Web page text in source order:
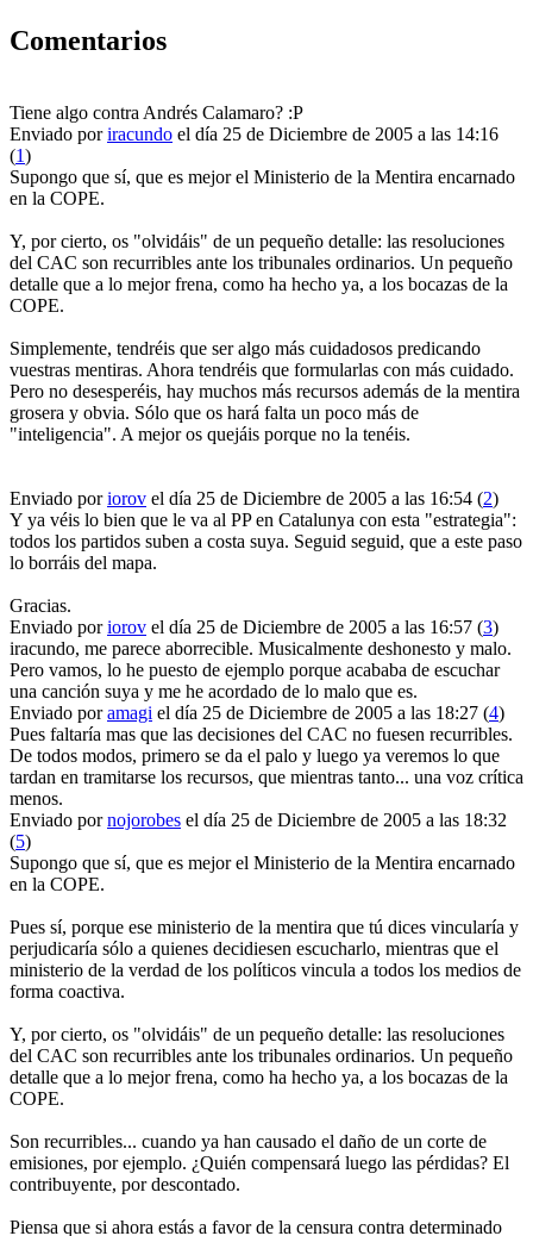
Comentarios
Tiene algo contra Andrés Calamaro? :P
Enviado poriracundo el día 25 de Diciembre de 2005 a las 14:16
(1)
Supongo que sí, que es mejor el Ministerio de la Mentira encarnado
en la COPE.
Y, por cierto, os "olvidáis" de un pequeño detalle: las resoluciones
del CAC son recurribles ante los tribunales ordinarios. Un pequeño
detalle que a lo mejor frena, como ha hecho ya, a los bocazas de la
COPE.
Simplemente, tendréis que ser algo más cuidadosos predicando
vuestras mentiras. Ahora tendréis que formularlas con más cuidado.
Pero no desesperéis, hay muchos más recursos además de la mentira
grosera y obvia. Sólo que os hará falta un poco más de
"inteligencia". A mejor os quejáis porque no la tenéis.
Enviado poriorov el día 25 de Diciembre de 2005 a las 16:54 (2)
Y ya véis lo bien que le va al PP en Catalunya con esta "estrategia":
todos los partidos suben a costa suya. Seguid seguid, que a este paso
lo borráis del mapa.
Gracias.
Enviado poriorov el día 25 de Diciembre de 2005 a las 16:57 (3)
iracundo, me parece aborrecible. Musicalmente deshonesto y malo.
Pero vamos, lo he puesto de ejemplo porque acababa de escuchar
una canción suya y me he acordado de lo malo que es.
Enviado poramagi el día 25 de Diciembre de 2005 a las 18:27 (4)
Pues faltaría mas que las decisiones del CAC no fuesen recurribles.
De todos modos, primero se da el palo y luego ya veremos lo que
tardan en tramitarse los recursos, que mientras tanto... una voz crítica
menos.
Enviado pornojorobes el día 25 de Diciembre de 2005 a las 18:32
(5)
Supongo que sí, que es mejor el Ministerio de la Mentira encarnado
en la COPE.
Pues sí, porque ese ministerio de la mentira que tú dices vincularía y
perjudicaría sólo a quienes decidiesen escucharlo, mientras que el
ministerio de la verdad de los políticos vincula a todos los medios de
forma coactiva.
Y, por cierto, os "olvidáis" de un pequeño detalle: las resoluciones
del CAC son recurribles ante los tribunales ordinarios. Un pequeño
detalle que a lo mejor frena, como ha hecho ya, a los bocazas de la
COPE.
Son recurribles... cuando ya han causado el daño de un corte de
emisiones, por ejemplo. ¿Quién compensará luego las pérdidas? El
contribuyente, por descontado.
Piensa que si ahora estás a favor de la censura contra determinado